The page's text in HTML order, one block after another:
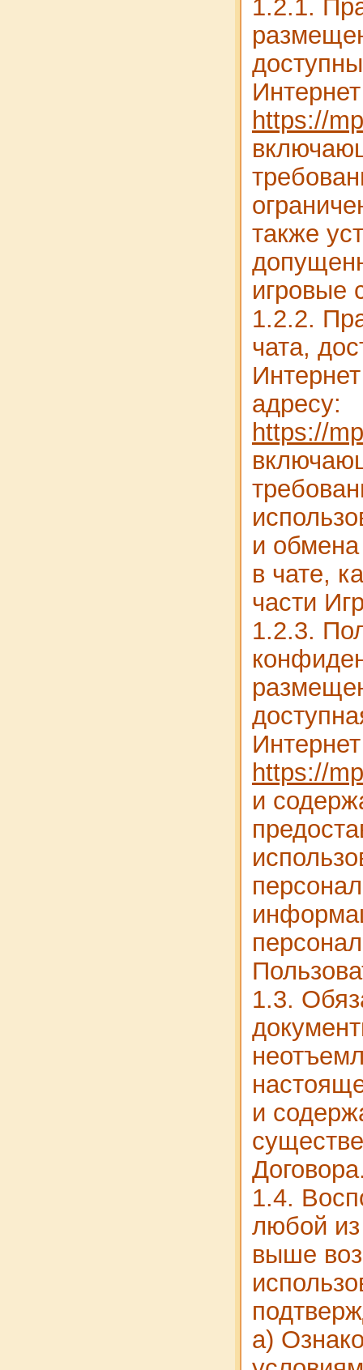
1.2.1.
https://
также
игровые
1.2.2.
чата,
адресу:
https://
и
в чате,
части
1.2.3.
https://
и
1.3.
и
1.4.
любой
выше
а)